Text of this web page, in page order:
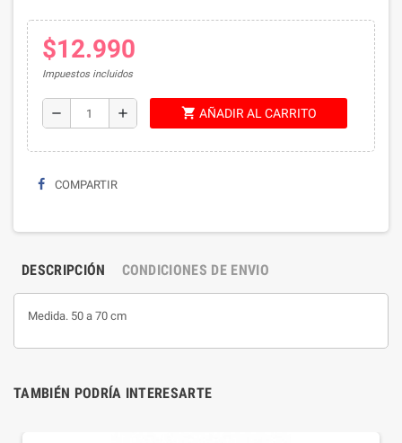
$12.990
Impuestos incluidos
remove add shopping_cart AÑADIR AL CARRITO
COMPARTIR
DESCRIPCIÓN CONDICIONES DE ENVIO
Medida. 50 a 70 cm
TAMBIÉN PODRÍA INTERESARTE